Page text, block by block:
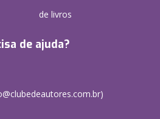
de livros
de ajuda?